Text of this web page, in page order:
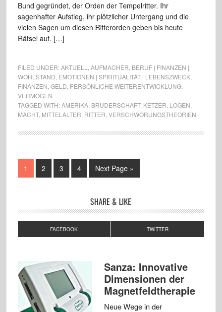
Bund gegründet, der Orden der Tempelritter. Ihr
sagenhafter Aufstieg, ihr plötzlicher Untergang und die
vielen Sagen um diesen Ritterorden geben bis heute
Rätsel auf. […]
FILED UNDER:AKTUELL AUFMACHER BERUF | FINANZEN |
WOHLSTAND EMOTIONEN | SPIRITUALITÄT | LEBENSZWECK,
FINANZEN GELD PERSÖNLICHE WEITERENTWICKLUNG,
VERMÖGEN
TAGGED WITH:AMERIKA, BRUDERSCHAFT, KETZER LOGEN
MACHT, MITTELALTER RITTER VERSCHWÖRUNGSTHEORIEN
1 2 3 4 Next Page »
SHARE & LIKE
FACEBOOK TWITTER
Sanza: Innovative
Dimensionen der
Magnetfeldtherapie
Neue Wege in der